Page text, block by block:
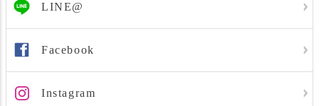
LINE@
Facebook
Instagram